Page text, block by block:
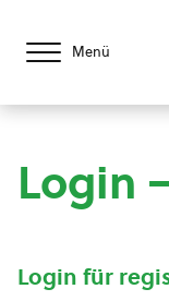
Menü
Login
Login für